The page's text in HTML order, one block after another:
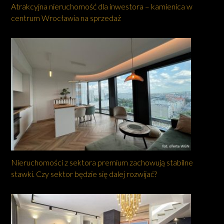
Atrakcyjna nieruchomość dla inwestora – kamienica w
centrum Wrocławia na sprzedaż
Nieruchomości z sektora premium zachowują stabilne
stawki. Czy sektor będzie się dalej rozwijać?